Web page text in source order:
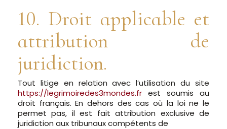
10. Droit applicable et
attribution de
juridiction.
Tout litige en relation avec l’utilisation du site
https://legrimoiredes3mondes.fr est soumis au
droit français. En dehors des cas où la loi ne le
permet pas, il est fait attribution exclusive de
juridiction aux tribunaux compétents de